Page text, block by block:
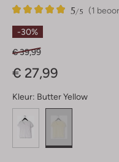
(1
5/5
1
5
Sterren
-30%
€ 39,99
€ 27,99
Kleur: Butter Yellow